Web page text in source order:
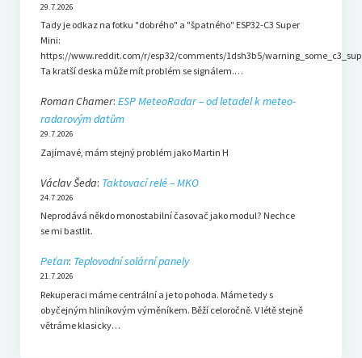
29.7.2026
Tady je odkaz na fotku "dobrého" a "špatného" ESP32-C3 Super
Mini:
https://www.reddit.com/r/esp32/comments/1dsh3b5/
Ta kratší deska může mít problém se signálem.…
Roman Chamer: ESP MeteoRadar – od letadel k meteo-
radarovým datům
29.7.2026
Zajímavé, mám stejný problém jako Martin H
Václav Šeda: Taktovací relé – MKO
24.7.2026
Neprodává někdo monostabilní časovač jako modul? Nechce
se mi bastlit.
Peťan: Teplovodní solární panely
21.7.2026
Rekuperaci máme centrální a je to pohoda. Máme tedy s
obyčejným hliníkovým výměníkem. Běží celoročně. V létě stejně
větráme klasicky…